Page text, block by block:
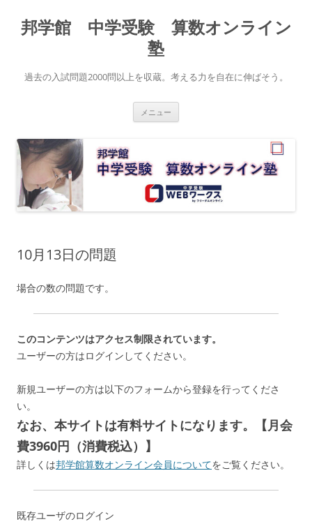
テ
ン
キ
ッ
邦学館 中学受験 算数オンライン
塾
過去の入試問題2000問以上を収蔵。考える力を自在に伸ばそう。
メニュー
10月13日の問題
場合の数の問題です。
このコンテンツはアクセス制限されています。
ユーザーの方はログインしてください。
新規ユーザーの方は以下のフォームから登録を行ってくださ
い。
なお、本サイトは有料サイトになります。【月会
費3960円（消費税込）】
詳しくは邦学館算数オンライン会員についてをご覧ください。
既存ユーザのログイン